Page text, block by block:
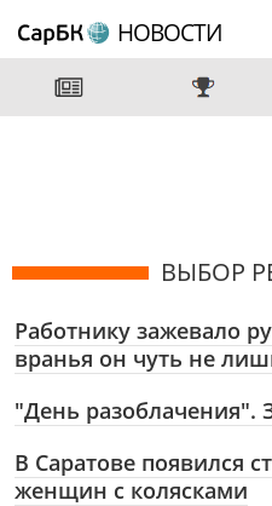
НОВОСТИ
ВЫБОР
Работнику зажевало
вранья он чуть не
"День разоблачения".
В Саратове появился
женщин с колясками